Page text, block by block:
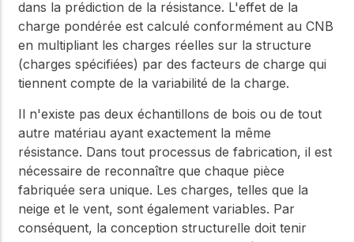
dans la prédiction de la résistance. L'effet de la
charge pondérée est calculé conformément au CNB
en multipliant les charges réelles sur la structure
(charges spécifiées) par des facteurs de charge qui
tiennent compte de la variabilité de la charge.
Il n'existe pas deux échantillons de bois ou de tout
autre matériau ayant exactement la même
résistance. Dans tout processus de fabrication, il est
nécessaire de reconnaître que chaque pièce
fabriquée sera unique. Les charges, telles que la
neige et le vent, sont également variables. Par
conséquent, la conception structurelle doit tenir